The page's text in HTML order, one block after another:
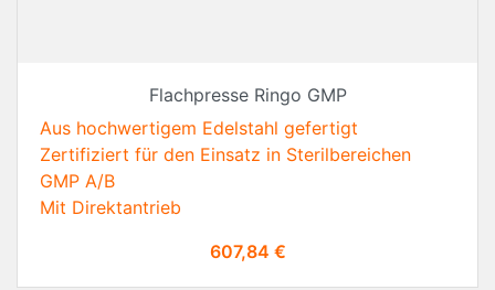
Flachpresse Ringo GMP
Aus hochwertigem Edelstahl gefertigt
Zertifiziert für den Einsatz in Sterilbereichen
GMP A/B
Mit Direktantrieb
Preis
607,84 €